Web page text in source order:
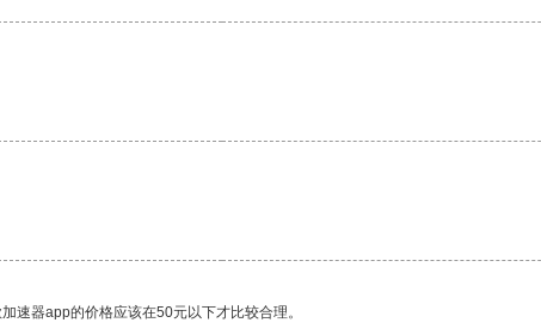
速器app的价格应该在50元以下才比较合理。